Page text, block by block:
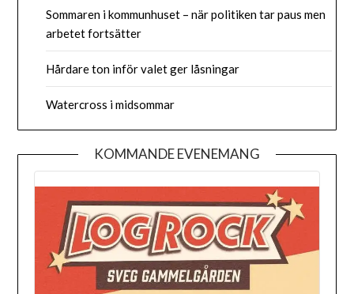
Sommaren i kommunhuset – när politiken tar paus men
arbetet fortsätter
Hårdare ton inför valet ger låsningar
Watercross i midsommar
KOMMANDE EVENEMANG